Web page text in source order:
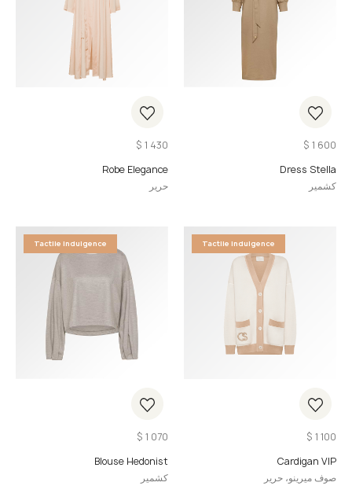
$ 1 600
Dress Stella
كشمير
$ 1 430
Robe Elegance
حرير
Tactile Indulgence
$ 1 100
Cardigan VIP
صوف ميرينو، حرير
Tactile Indulgence
$ 1 070
Blouse Hedonist
كشمير